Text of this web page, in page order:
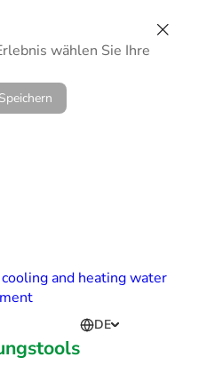
wählen Sie Ihre
Speichern
DE